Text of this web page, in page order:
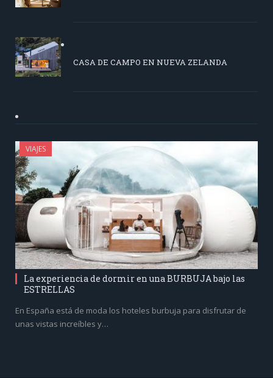
CASA DE CAMPO EN NUEVA ZELANDA
VIAJES
La experiencia de dormir en una BURBUJA bajo las
ESTRELLAS
En España está de moda los hoteles burbuja para disfrutar de
unas vistas increíbles y…